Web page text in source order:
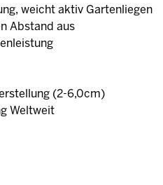
weicht aktiv Gartenliegen
Abstand aus
(2-6,0cm)
Weltweit